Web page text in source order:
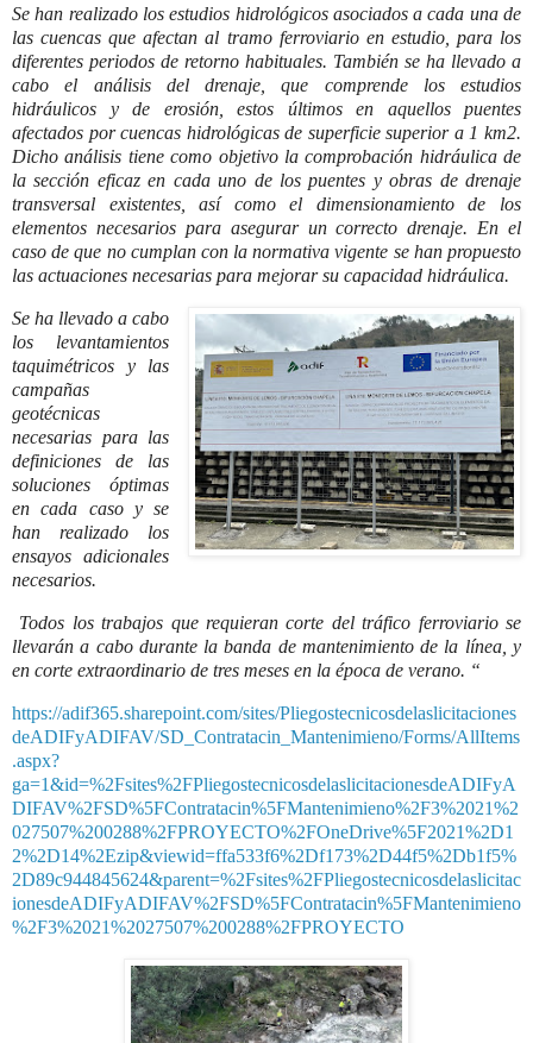
Se han realizado los estudios hidrológicos asociados a cada una de
las cuencas que afectan al tramo ferroviario en estudio, para los
diferentes periodos de retorno habituales. También se ha llevado a
cabo el análisis del drenaje, que comprende los estudios
hidráulicos y de erosión, estos últimos en aquellos puentes
afectados por cuencas hidrológicas de superficie superior a 1 km2.
Dicho análisis tiene como objetivo la comprobación hidráulica de
la sección eficaz en cada uno de los puentes y obras de drenaje
transversal existentes, así como el dimensionamiento de los
elementos necesarios para asegurar un correcto drenaje. En el
caso de que no cumplan con la normativa vigente se han propuesto
las actuaciones necesarias para mejorar su capacidad hidráulica.
Se ha llevado a cabo
los levantamientos
taquimétricos y las
campañas
geotécnicas
necesarias para las
definiciones de las
soluciones óptimas
en cada caso y se
han realizado los
ensayos adicionales
necesarios.
Todos los trabajos que requieran corte del tráfico ferroviario se
llevarán a cabo durante la banda de mantenimiento de la línea, y
en corte extraordinario de tres meses en la época de verano. “
https://adif365.sharepoint.com/sites/Pliegostecnicosdelaslicitaciones
deADIFyADIFAV/SD_Contratacin_Mantenimieno/Forms/AllItems
.aspx?
ga=1&id=%2Fsites%2FPliegostecnicosdelaslicitacionesdeADIFyA
DIFAV%2FSD%5FContratacin%5FMantenimieno%2F3%2021%2
027507%200288%2FPROYECTO%2FOneDrive%5F2021%2D1
2%2D14%2Ezip&viewid=ffa533f6%2Df173%2D44f5%2Db1f5%
2D89c944845624&parent=%2Fsites%2FPliegostecnicosdelaslicitac
ionesdeADIFyADIFAV%2FSD%5FContratacin%5FMantenimieno
%2F3%2021%2027507%200288%2FPROYECTO